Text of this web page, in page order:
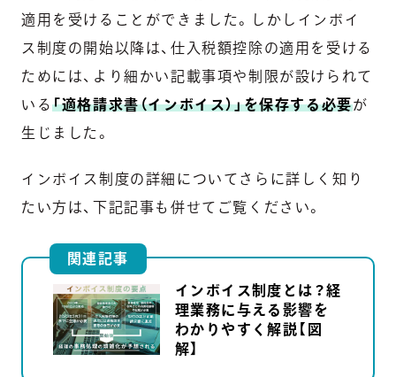
適用を受けることができました。しかしインボイ
ス制度の開始以降は、仕入税額控除の適用を受ける
ためには、より細かい記載事項や制限が設けられて
いる「適格請求書（インボイス）」を保存する必要が
生じました。
インボイス制度の詳細についてさらに詳しく知り
たい方は、下記記事も併せてご覧ください。
関連記事
インボイス制度とは？経
理業務に与える影響を
わかりやすく解説【図
解】